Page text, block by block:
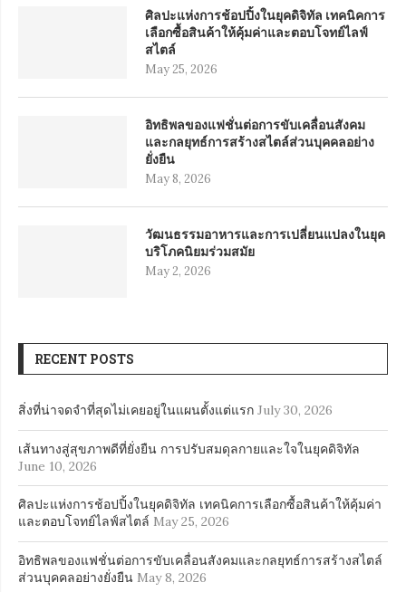
ศิลปะแห่งการช้อปปิ้งในยุคดิจิทัล เทคนิคการ
เลือกซื้อสินค้าให้คุ้มค่าและตอบโจทย์ไลฟ์
สไตล์
May 25, 2026
อิทธิพลของแฟชั่นต่อการขับเคลื่อนสังคม
และกลยุทธ์การสร้างสไตล์ส่วนบุคคลอย่าง
ยั่งยืน
May 8, 2026
วัฒนธรรมอาหารและการเปลี่ยนแปลงในยุค
บริโภคนิยมร่วมสมัย
May 2, 2026
RECENT POSTS
สิ่งที่น่าจดจำที่สุดไม่เคยอยู่ในแผนตั้งแต่แรก July 30, 2026
เส้นทางสู่สุขภาพดีที่ยั่งยืน การปรับสมดุลกายและใจในยุคดิจิทัล
June 10, 2026
ศิลปะแห่งการช้อปปิ้งในยุคดิจิทัล เทคนิคการเลือกซื้อสินค้าให้คุ้มค่า
และตอบโจทย์ไลฟ์สไตล์ May 25, 2026
อิทธิพลของแฟชั่นต่อการขับเคลื่อนสังคมและกลยุทธ์การสร้างสไตล์
ส่วนบุคคลอย่างยั่งยืน May 8, 2026